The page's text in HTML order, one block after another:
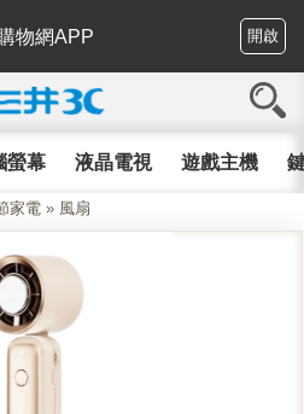
物網APP 開啟
螢幕 液晶電視 遊戲主機
家電 » 風扇